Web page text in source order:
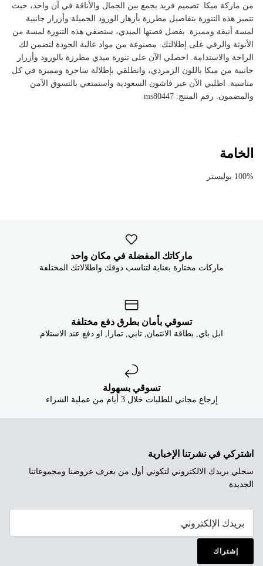
من ماركة ميكا. تصميم فريد يجمع بين الجمال والأناقة في آن واحد، حيث
تتميز هذه التنورة بتفاصيل مطرزة بأزهار الورود الجميلة وأزرار جانبية
لمسة أنيقة ومميزة. بفضل قصتها الميدي، ستضفي هذه التنورة لمسة من
الأنوثة والرقي على إطلالتك. مصنوعة من مواد عالية الجودة لتضمن لك
الراحة والاستدامة. احصلي الآن على تنورة ميدي مطرزة بالورود وأزرار
جانبية من ميكا باللون الزمردي، وانطلقي بإطلالة ساحرة ومميزة في كل
مناسبة. اطلبي الآن عبر فاشون السعودية واستمتعي بالتسوق الآمن
والمضمون. رقم المنتج: ms80447
الخامة
100% بوليستر
ماركاتك المفضلة في مكان واحد
ماركات مختارة بعناية لتناسب ذوقك واطلالاتك المختلفة
تسوقي بأمان بطرق دفع مختلفة
ابل باي, بطاقة الائتمان, تابي, تمارا, او دفع عند الاستلام
تسوقي بسهولة
إرجاع مجاني للطلبات خلال 3 أيام من عملية الشراء
اشتركي في نشرتنا الإخبارية
سجلي بريدك الالكتروني لتكوني أول من يعرف عروضنا ومجموعاتنا
الجديدة
إشتراك